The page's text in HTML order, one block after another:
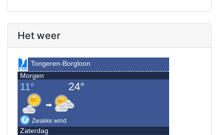
Het weer